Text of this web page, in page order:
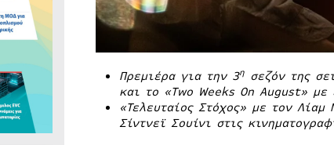
Πρεμιέρα για την 3ησεζόν της
και το «Two Weeks On August» με
«Τελευταίος Στόχος» με τον
Σίντνεϊ Σουίνι στις